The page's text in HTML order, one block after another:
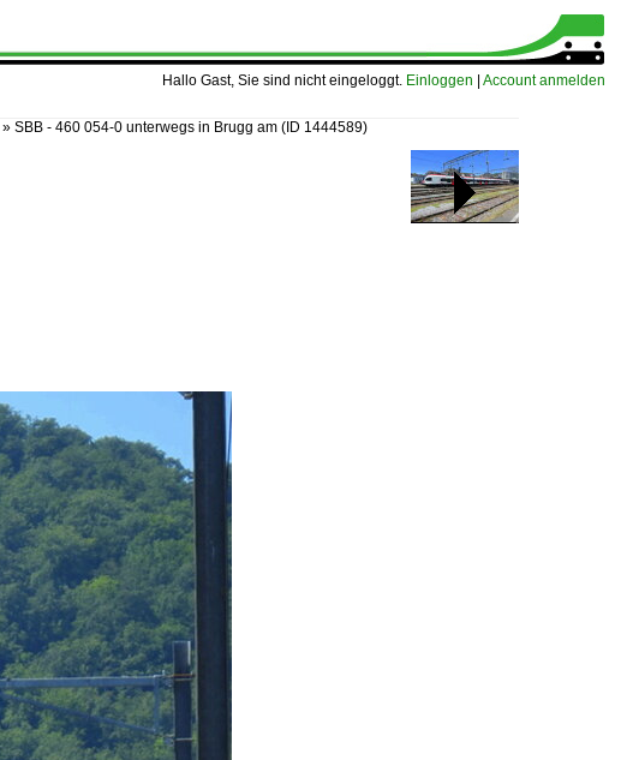
Hallo Gast, Sie sind nicht eingeloggt. Einloggen Account anmelden
» SBB - 460 054-0 unterwegs in Brugg am (ID 1444589)